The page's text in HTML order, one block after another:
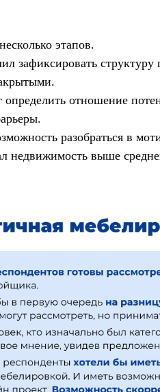
этапов.
зафиксировать
определить отношение
разобраться в
недвижимость выше